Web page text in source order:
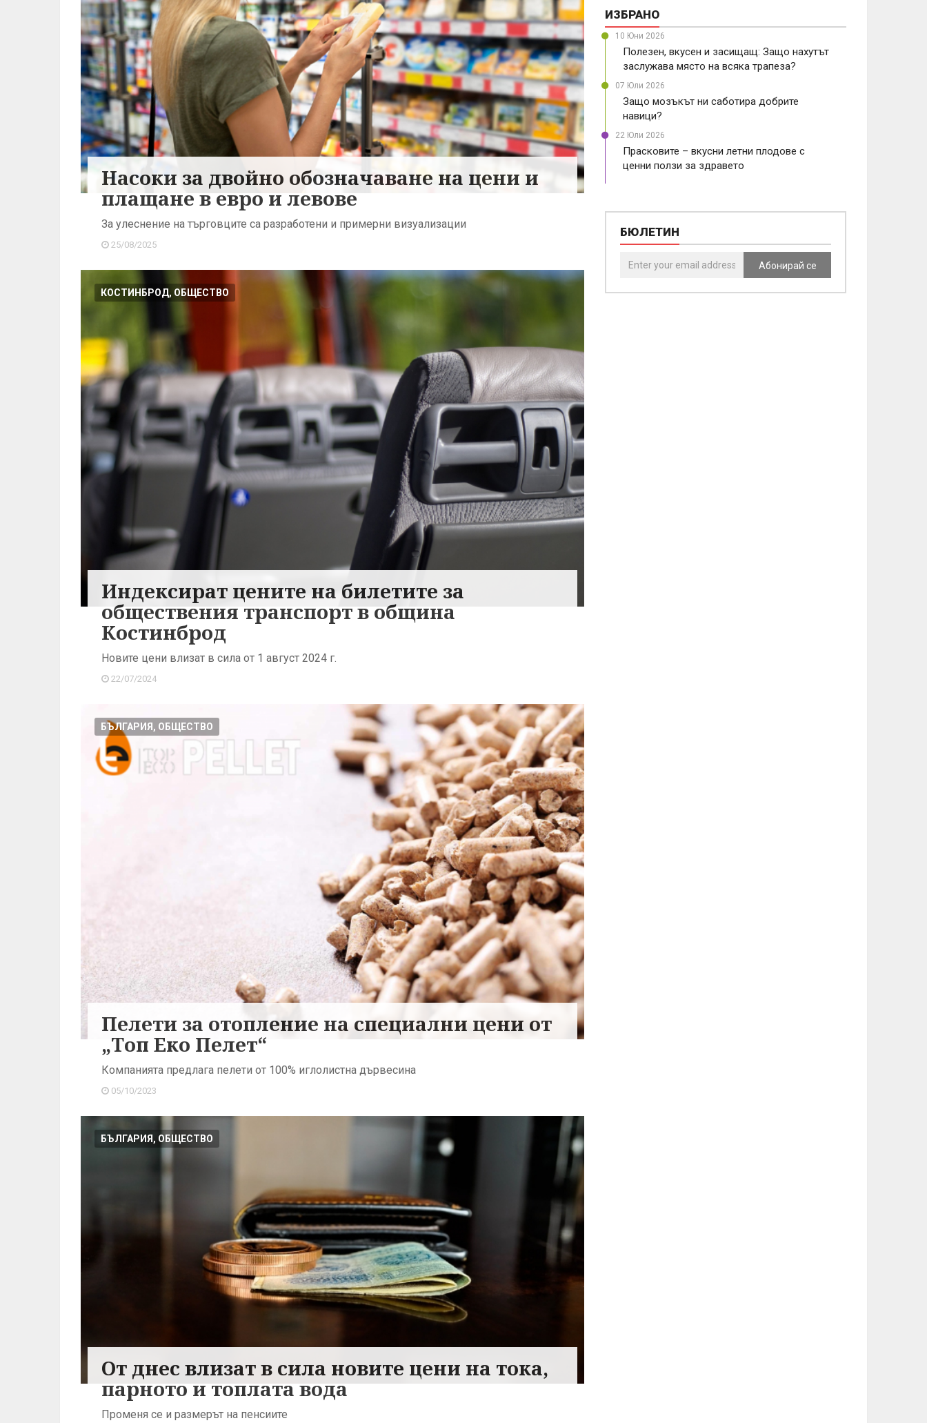
Насоки за двойно обозначаване на цени и
плащане в евро и левове
За улеснение на търговците са разработени и примерни визуализации
25/08/2025
КОСТИНБРОД, ОБЩЕСТВО
Индексират цените на билетите за
обществения транспорт в община
Костинброд
Новите цени влизат в сила от 1 август 2024 г.
22/07/2024
БЪЛГАРИЯ, ОБЩЕСТВО
Пелети за отопление на специални цени от
„Топ Еко Пелет“
Компанията предлага пелети от 100% иглолистна дървесина
05/10/2023
БЪЛГАРИЯ, ОБЩЕСТВО
От днес влизат в сила новите цени на тока,
парното и топлата вода
Променя се и размерът на пенсиите
ИЗБРАНО
10 Юни 2026
Полезен, вкусен и засищащ: Защо нахутът
заслужава място на всяка трапеза?
07 Юли 2026
Защо мозъкът ни саботира добрите
навици?
22 Юли 2026
Прасковите – вкусни летни плодове с
ценни ползи за здравето
БЮЛЕТИН
Абонирай се